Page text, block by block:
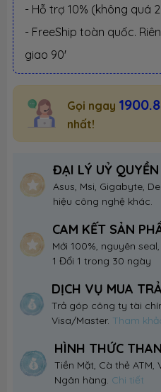
- Hỗ trợ 10% (không quá
- FreeShip toàn quốc.
giao 90'
Gọi ngay
nhất!
ĐẠI LÝ UỶ QUYỀN
Asus, Msi, Gigabyte,
hiệu công nghệ khác.
CAM KẾT SẢN
Mới 100%, nguyên
1 Đổi 1 trong 30 ngày
DỊCH VỤ MUA
Trả góp công ty tài
Visa/Master. Tham
HÌNH THỨC
Tiền Mặt, Cà thẻ ATM,
Ngân hàng. Chi tiết